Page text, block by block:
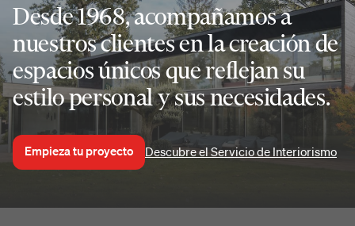
Desde 1968, acompañamos a
nuestros clientes en la creación de
espacios únicos que reflejan su
estilo personal y sus necesidades.
Empieza tu proyecto Descubre el Servicio de Interiorismo